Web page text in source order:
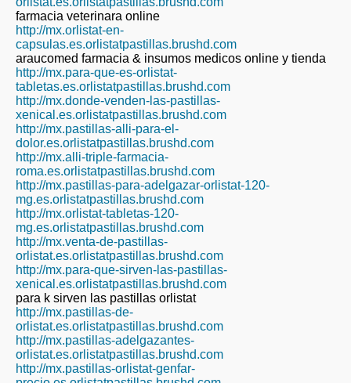
farmacia veterinara online
http://mx.orlistat-en-
capsulas.es.orlistatpastillas.brushd.com
araucomed farmacia & insumos medicos online y tienda
http://mx.para-que-es-orlistat-
tabletas.es.orlistatpastillas.brushd.com
http://mx.donde-venden-las-pastillas-
xenical.es.orlistatpastillas.brushd.com
http://mx.pastillas-alli-para-el-
dolor.es.orlistatpastillas.brushd.com
http://mx.alli-triple-farmacia-
roma.es.orlistatpastillas.brushd.com
http://mx.pastillas-para-adelgazar-orlistat-120-
mg.es.orlistatpastillas.brushd.com
http://mx.orlistat-tabletas-120-
mg.es.orlistatpastillas.brushd.com
http://mx.venta-de-pastillas-
orlistat.es.orlistatpastillas.brushd.com
http://mx.para-que-sirven-las-pastillas-
xenical.es.orlistatpastillas.brushd.com
para k sirven las pastillas orlistat
http://mx.pastillas-de-
orlistat.es.orlistatpastillas.brushd.com
http://mx.pastillas-adelgazantes-
orlistat.es.orlistatpastillas.brushd.com
http://mx.pastillas-orlistat-genfar-